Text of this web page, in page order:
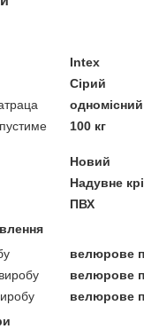
Intex
Сірий
одномісний
100 кг
Новий
Надувне
ПВХ
велюрове
велюрове
велюрове